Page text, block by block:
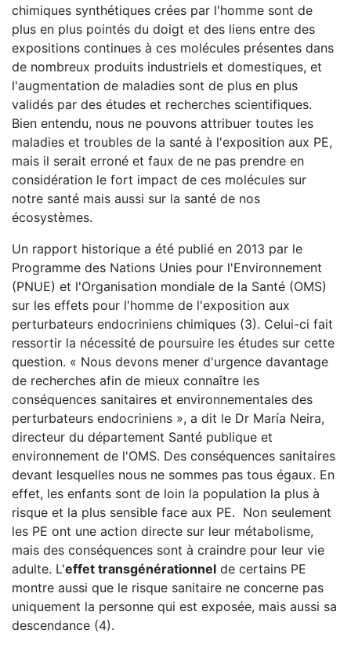
chimiques synthétiques crées par l'homme sont de
plus en plus pointés du doigt et des liens entre des
expositions continues à ces molécules présentes dans
de nombreux produits industriels et domestiques, et
l'augmentation de maladies sont de plus en plus
validés par des études et recherches scientifiques.
Bien entendu, nous ne pouvons attribuer toutes les
maladies et troubles de la santé à l'exposition aux PE,
mais il serait erroné et faux de ne pas prendre en
considération le fort impact de ces molécules sur
notre santé mais aussi sur la santé de nos
écosystèmes.
Un rapport historique a été publié en 2013 par le
Programme des Nations Unies pour l'Environnement
(PNUE) et l'Organisation mondiale de la Santé (OMS)
sur les effets pour l'homme de l'exposition aux
perturbateurs endocriniens chimiques (3). Celui-ci fait
ressortir la nécessité de poursuire les études sur cette
question. « Nous devons mener d'urgence davantage
de recherches afin de mieux connaître les
conséquences sanitaires et environnementales des
perturbateurs endocriniens », a dit le Dr María Neira,
directeur du département Santé publique et
environnement de l'OMS. Des conséquences sanitaires
devant lesquelles nous ne sommes pas tous égaux. En
effet, les enfants sont de loin la population la plus à
risque et la plus sensible face aux PE. Non seulement
les PE ont une action directe sur leur métabolisme,
mais des conséquences sont à craindre pour leur vie
adulte. L'effet transgénérationnel de certains PE
montre aussi que le risque sanitaire ne concerne pas
uniquement la personne qui est exposée, mais aussi sa
descendance (4).